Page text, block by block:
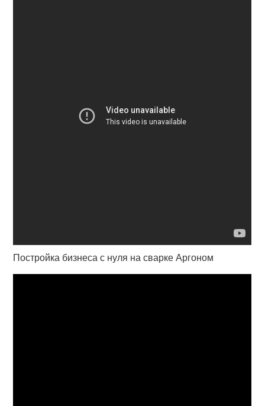
Постройка бизнеса с нуля на сварке Аргоном